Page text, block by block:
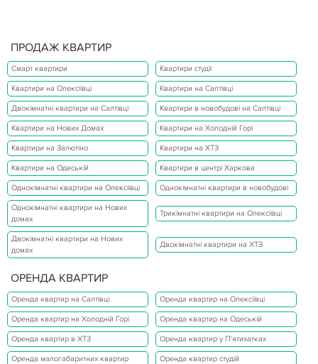
ПРОДАЖ КВАРТИР
Смарт квартири Квартири студії
Квартири на Олексіївці Квартири на Салтівці
Двокімнатні квартири на Салтівці Квартири в новобудові на Салтівці
Квартири на Нових Домах Квартири на Холодній Горі
Квартири на Залютіно Квартири на ХТЗ
Квартири на Одеській Квартири в центрі Харкова
Однокімнатні квартири на Олексіївці Однокімнатні квартири в новобудові
Однокімнатні квартири на Нових
домах
Трикімнатні квартири на Олексіївці
Двокімнатні квартири на Нових
домах
Двокімнатні квартири на ХТЗ
ОРЕНДА КВАРТИР
Оренда квартир на Салтівці Оренда квартир на Олексіївці
Оренда квартир на Холодній Горі Оренда квартир на Одеській
Оренда квартир в ХТЗ Оренда квартир у П'ятихатках
Оренда малогабаритних квартир Оренда квартир студій